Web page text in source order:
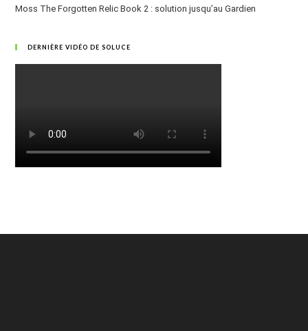
Moss The Forgotten Relic Book 2 : solution jusqu’au Gardien
DERNIÈRE VIDÉO DE SOLUCE